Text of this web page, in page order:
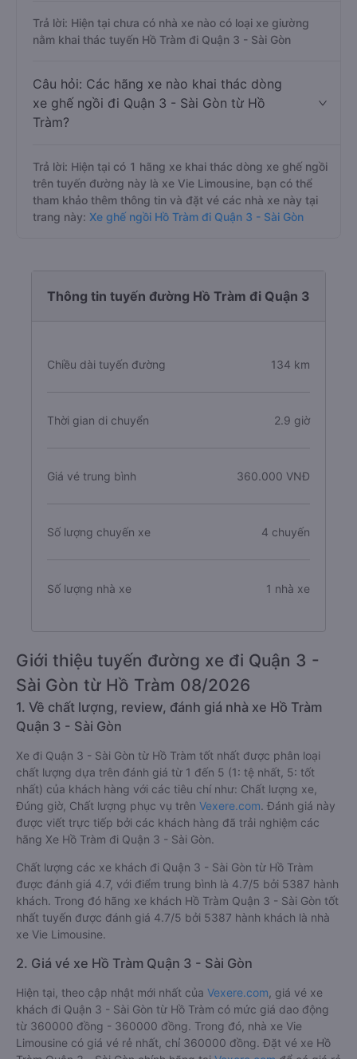
Trả lời: Hiện tại chưa có nhà xe nào có loại xe giường
nằm khai thác tuyến Hồ Tràm đi Quận 3 - Sài Gòn
Câu hỏi: Các hãng xe nào khai thác dòng
xe ghế ngồi đi Quận 3 - Sài Gòn từ Hồ
Tràm?
Trả lời: Hiện tại có 1 hãng xe khai thác dòng xe ghế ngồi
trên tuyến đường này là xe Vie Limousine, bạn có thể
tham khảo thêm thông tin và đặt vé các nhà xe này tại
trang này: Xe ghế ngồi Hồ Tràm đi Quận 3 - Sài Gòn
Thông tin tuyến đường Hồ Tràm đi Quận 3
Chiều dài tuyến đường 134 km
Thời gian di chuyển 2.9 giờ
Giá vé trung bình 360.000 VNĐ
Số lượng chuyến xe 4 chuyến
Số lượng nhà xe 1 nhà xe
Giới thiệu tuyến đường xe đi Quận 3 -
Sài Gòn từ Hồ Tràm 08/2026
1. Về chất lượng, review, đánh giá nhà xe Hồ Tràm
Quận 3 - Sài Gòn
Xe đi Quận 3 - Sài Gòn từ Hồ Tràm tốt nhất được phân loại
chất lượng dựa trên đánh giá từ 1 đến 5 (1: tệ nhất, 5: tốt
nhất) của khách hàng với các tiêu chí như: Chất lượng xe,
Đúng giờ, Chất lượng phục vụ trên Vexere.com. Đánh giá này
được viết trực tiếp bởi các khách hàng đã trải nghiệm các
hãng Xe Hồ Tràm đi Quận 3 - Sài Gòn.
Chất lượng các xe khách đi Quận 3 - Sài Gòn từ Hồ Tràm
được đánh giá 4.7, với điểm trung bình là 4.7/5 bởi 5387 hành
khách. Trong đó hãng xe khách Hồ Tràm Quận 3 - Sài Gòn tốt
nhất tuyến được đánh giá 4.7/5 bởi 5387 hành khách là nhà
xe Vie Limousine.
2. Giá vé xe Hồ Tràm Quận 3 - Sài Gòn
Hiện tại, theo cập nhật mới nhất của Vexere.com , giá vé xe
khách đi Quận 3 - Sài Gòn từ Hồ Tràm có mức giá dao động
từ 360000 đồng - 360000 đồng. Trong đó, nhà xe Vie
Limousine có giá vé rẻ nhất, chỉ 360000 đồng. Đặt vé xe Hồ